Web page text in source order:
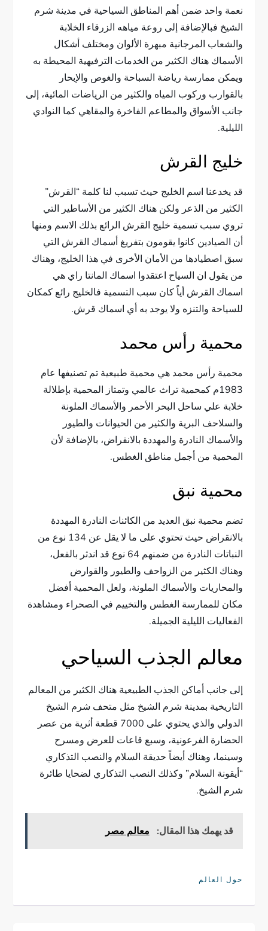
نعمة واحد ضمن أهم المناطق السياحية في مدينة شرم
الشيخ فبالإضافة إلى روعة مياهه الزرقاء الخلابة
والشعاب المرجانية مبهرة الألوان ومختلف أشكال
الأسماك هناك الكثير من الخدمات الترفيهية المحيطة به
ويمكن ممارسة رياضة السباحة والغوص والإبحار
بالقوارب وركوب المياه والكثير من الرياضات المائية، إلى
جانب الأسواق والمطاعم الفاخرة والمقاهي كما النوادي
الليلية.
خليج القرش
قد يخدعنا اسم الخليج حيث تسبب لنا كلمة “القرش”
الكثير من الذعر ولكن هناك الكثير من الأساطير التي
تروي سبب تسمية خليج القرش الرائع بذلك الاسم ومنها
أن الصيادين كانوا يقومون بتفريغ أسماك القرش التي
سبق اصطيادها من الأمان الأخرى في هذا الخليج، وهناك
من يقول ان السياح اعتقدوا اسماك المانتا راي هي
اسماك القرش أياً كان سبب التسمية فالخليج رائع كمكان
للسياحة والتنزه ولا يوجد به أي اسماك قرش.
محمية رأس محمد
محمية رأس محمد هي محمية طبيعية تم تصنيفها عام
1983م كمحمية تراث عالمي وتمتاز المحمية بإطلالة
خلابة علي ساحل البحر الأحمر والأسماك الملونة
والسلاحف البرية والكثير من الحيوانات والطيور
والأسماك النادرة والمهددة بالانقراض، بالإضافة لأن
المحمية من أجمل مناطق الغطس.
محمية نبق
تضم محمية نبق العديد من الكائنات النادرة المهددة
بالانقراض حيث تحتوي على ما لا يقل عن 134 نوع من
النباتات النادرة من ضمنهم 64 نوع قد اندثر بالفعل،
وهناك الكثير من الزواحف والطيور والقوارض
والمحاريات والأسماك الملونة، ولعل المحمية أفضل
مكان للممارسة الغطس والتخييم في الصحراء ومشاهدة
الفعاليات الليلية الجميلة.
معالم الجذب السياحي
إلى جانب أماكن الجذب الطبيعية هناك الكثير من المعالم
التاريخية بمدينة شرم الشيخ مثل متحف شرم الشيخ
الدولي والذي يحتوي على 7000 قطعة أثرية من عصر
الحضارة الفرعونية، وسبع قاعات للعرض ومسرح
وسينما، وهناك أيضاً حديقة السلام والنصب التذكاري
“أيقونة السلام” وكذلك النصب التذكاري لضحايا طائرة
شرم الشيخ.
قد يهمك هذا المقال: معالم مصر
حول العالم